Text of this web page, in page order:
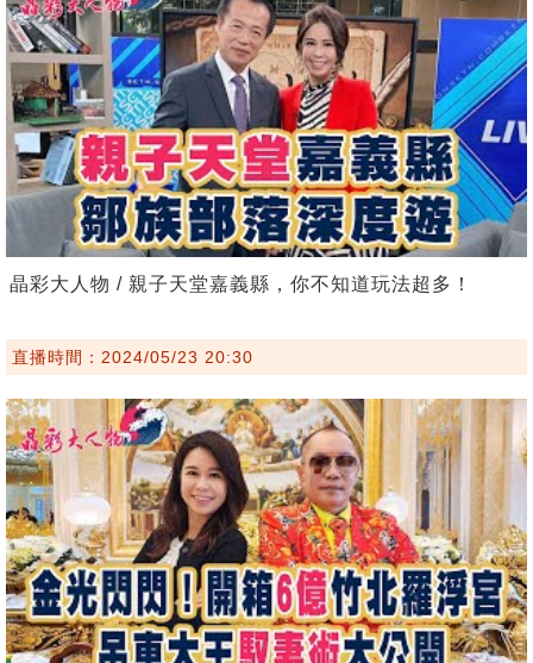
晶彩大人物 / 親子天堂嘉義縣，你不知道玩法超多！
直播時間：2024/05/23 20:30